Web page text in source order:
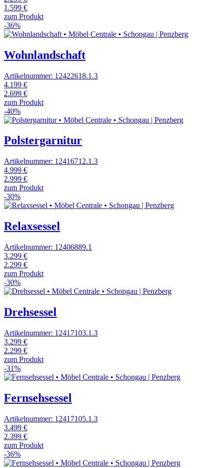
1.599 €
zum Produkt
-36%
Wohnlandschaft
Artikelnummer: 12422618.1.3
4.199 €
2.699 €
zum Produkt
-40%
Polstergarnitur
Artikelnummer: 12416712.1.3
4.999 €
2.999 €
zum Produkt
-30%
Relaxsessel
Artikelnummer: 12406889.1
3.299 €
2.299 €
zum Produkt
-30%
Drehsessel
Artikelnummer: 12417103.1.3
3.299 €
2.299 €
zum Produkt
-31%
Fernsehsessel
Artikelnummer: 12417105.1.3
3.499 €
2.399 €
zum Produkt
-36%